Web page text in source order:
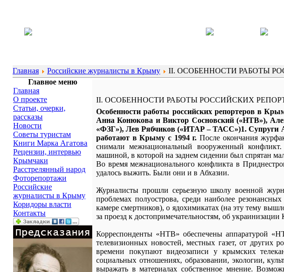
Главная Российские журналисты в Крыму II. ОСОБЕННОСТИ РАБОТЫ
Главное меню
Главная
О проекте
Статьи, очерки,
рассказы
Новости
Советы туристам
Книги Марка Агатова
Рецензии, интервью
Крымчаки
Расстрелянный народ
Фоторепортажи
Российские
журналисты в Крыму
Коридоры власти
Контакты
II. ОСОБЕННОСТИ РАБОТЫ РОССИЙСКИХ
Особенности работы российских репортеров в
Анна Конюкова и Виктор Сосновский («НТВ»),
«ФЗГ»), Лев Рябчиков («ИТАР – ТАСС»)1. Супруги
работают в Крыму с 1994 г. После окончания
снимали межнациональный вооруженный
машиной, в которой на заднем сидении был спрятан
Во время межнационального конфликта в
удалось выжить. Были они и в Абхазии.
Журналисты прошли серьезную школу военной
проблемах полуострова, среди наиболее
камере смертников), о ядохимикатах (на эту тему
за проезд к достопримечательностям, об
Корреспонденты «НТВ» обеспечены аппаратурой
телевизионных новостей, местных газет, от других
времени покупают видеозаписи у крымских
социальных отношениях, образовании, экологии,
выражать в материалах собственное мнение.